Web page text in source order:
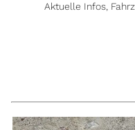
Aktuelle Infos,